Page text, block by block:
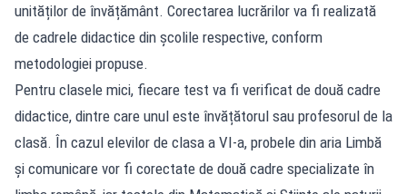
unităților de învățământ. Corectarea lucrărilor va fi realizată
de cadrele didactice din școlile respective, conform
metodologiei propuse.
Pentru clasele mici, fiecare test va fi verificat de două cadre
didactice, dintre care unul este învățătorul sau profesorul de la
clasă. În cazul elevilor de clasa a VI-a, probele din aria Limbă
și comunicare vor fi corectate de două cadre specializate în